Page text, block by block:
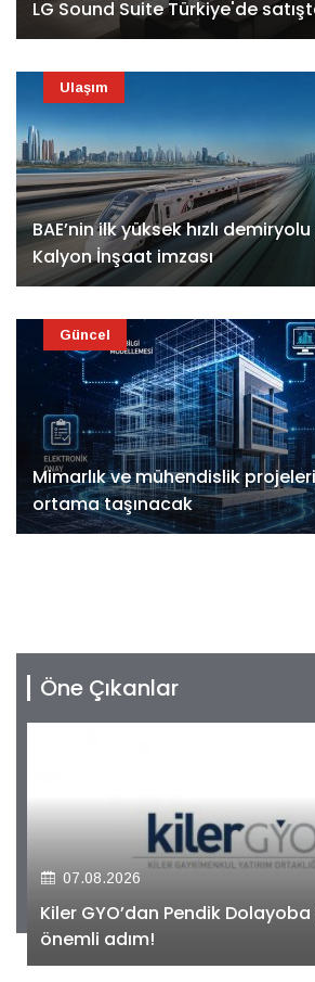
LG Sound Suite Türkiye'de
BAE’nin ilk yüksek hızlı
Kalyon İnşaat imzası
Ulaşım
Mimarlık ve mühendislik
ortama taşınacak
Güncel
Öne Çıkanlar
07.08.2026
Kiler GYO’dan Pendik
önemli adım!